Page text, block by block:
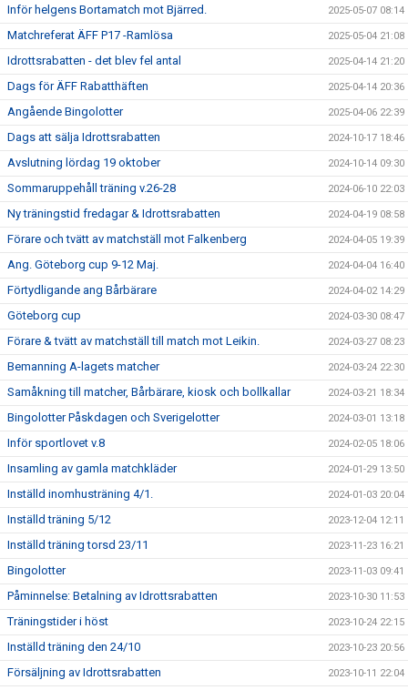
Inför helgens Bortamatch mot Bjärred. 2025-05-07 08:14
Matchreferat ÄFF P17 -Ramlösa 2025-05-04 21:08
Idrottsrabatten - det blev fel antal 2025-04-14 21:20
Dags för ÄFF Rabatthäften 2025-04-14 20:36
Angående Bingolotter 2025-04-06 22:39
Dags att sälja Idrottsrabatten 2024-10-17 18:46
Avslutning lördag 19 oktober 2024-10-14 09:30
Sommaruppehåll träning v.26-28 2024-06-10 22:03
Ny träningstid fredagar & Idrottsrabatten 2024-04-19 08:58
Förare och tvätt av matchställ mot Falkenberg 2024-04-05 19:39
Ang. Göteborg cup 9-12 Maj. 2024-04-04 16:40
Förtydligande ang Bårbärare 2024-04-02 14:29
Göteborg cup 2024-03-30 08:47
Förare & tvätt av matchställ till match mot Leikin. 2024-03-27 08:23
Bemanning A-lagets matcher 2024-03-24 22:30
Samåkning till matcher, Bårbärare, kiosk och bollkallar 2024-03-21 18:34
Bingolotter Påskdagen och Sverigelotter 2024-03-01 13:18
Inför sportlovet v.8 2024-02-05 18:06
Insamling av gamla matchkläder 2024-01-29 13:50
Inställd inomhusträning 4/1. 2024-01-03 20:04
Inställd träning 5/12 2023-12-04 12:11
Inställd träning torsd 23/11 2023-11-23 16:21
Bingolotter 2023-11-03 09:41
Påminnelse: Betalning av Idrottsrabatten 2023-10-30 11:53
Träningstider i höst 2023-10-24 22:15
Inställd träning den 24/10 2023-10-23 20:56
Försäljning av Idrottsrabatten 2023-10-11 22:04